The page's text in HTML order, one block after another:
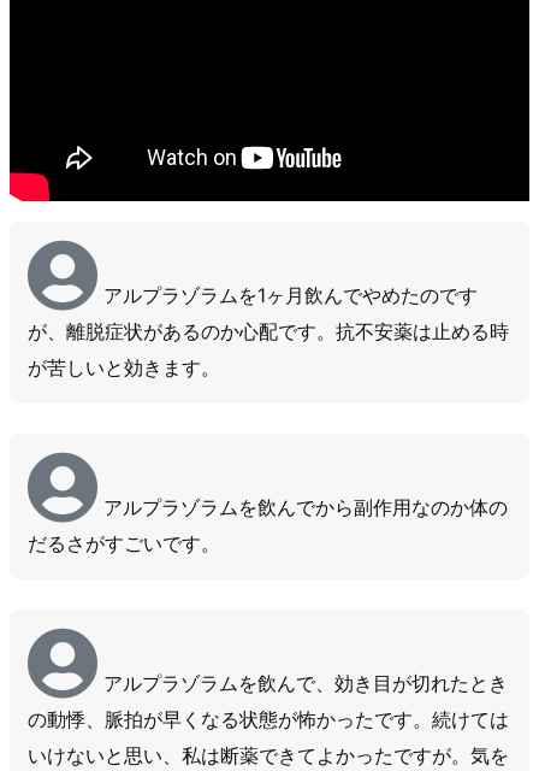
アルプラゾラムを1ヶ月飲んでやめたのです
が、離脱症状があるのか心配です。抗不安薬は止める時
が苦しいと効きます。
アルプラゾラムを飲んでから副作用なのか体の
だるさがすごいです。
アルプラゾラムを飲んで、効き目が切れたとき
の動悸、脈拍が早くなる状態が怖かったです。続けては
いけないと思い、私は断薬できてよかったですが。気を